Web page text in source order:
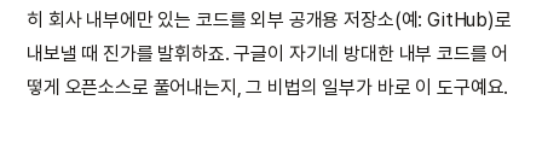
히 회사 내부에만 있는 코드를 외부 공개용 저장소(예: GitHub)로
내보낼 때 진가를 발휘하죠. 구글이 자기네 방대한 내부 코드를 어
떻게 오픈소스로 풀어내는지, 그 비법의 일부가 바로 이 도구예요.